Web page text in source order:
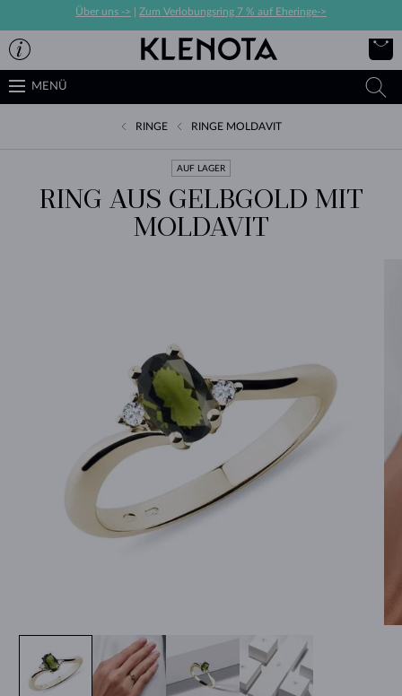
Über uns -> Zum Verlobungsring 7 % auf Eheringe->
MENÜ
RINGE RINGE MOLDAVIT
AUF LAGER
RING AUS GELBGOLD MIT
MOLDAVIT